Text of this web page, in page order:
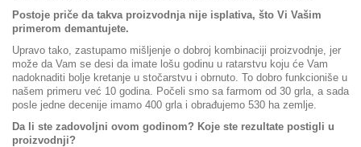
Postoje priče da takva proizvodnja nije isplativa, što Vi Vašim
primerom demantujete.
Upravo tako, zastupamo mišljenje o dobroj kombinaciji proizvodnje, jer
može da Vam se desi da imate lošu godinu u ratarstvu koju će Vam
nadoknaditi bolje kretanje u stočarstvu i obrnuto. To dobro funkcioniše u
našem primeru već 10 godina. Počeli smo sa farmom od 30 grla, a sada
posle jedne decenije imamo 400 grla i obrađujemo 530 ha zemlje.
Da li ste zadovoljni ovom godinom? Koje ste rezultate postigli u
proizvodnji?